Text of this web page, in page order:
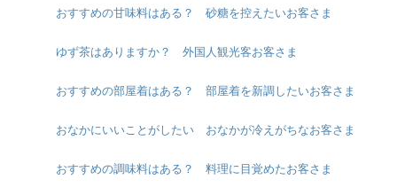
おすすめの甘味料はある？ 砂糖を控えたいお客さま
ゆず茶はありますか？ 外国人観光客お客さま
おすすめの部屋着はある？ 部屋着を新調したいお客さま
おなかにいいことがしたい おなかが冷えがちなお客さま
おすすめの調味料はある？ 料理に目覚めたお客さま